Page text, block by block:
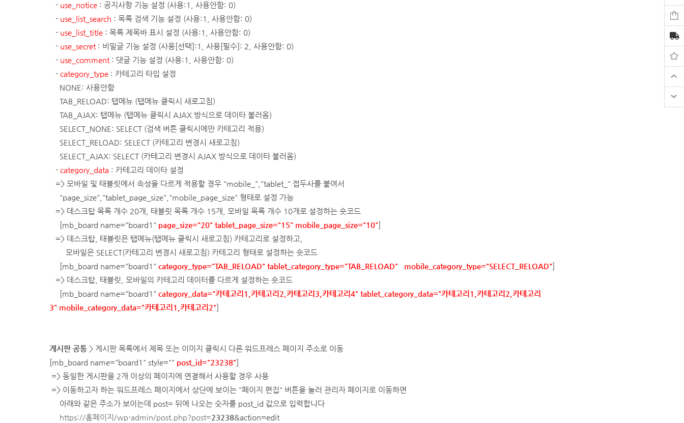
- use_notice : 공지사항 기능 설정 (사용:1, 사용안함: 0)
- use_list_search : 목록 검색 기능 설정 (사용:1, 사용안함: 0)
- use_list_title : 목록 제목바 표시 설정 (사용:1, 사용안함: 0)
- use_secret : 비밀글 기능 설정 (사용[선택]:1, 사용[필수]: 2, 사용안함: 0)
- use_comment : 댓글 기능 설정 (사용:1, 사용안함: 0)
- category_type : 카테고리 타입 설정
NONE: 사용안함
TAB_RELOAD: 탭메뉴 (탭메뉴 클릭시 새로고침)
TAB_AJAX: 탭메뉴 (탭메뉴 클릭시 AJAX 방식으로 데이타 불러옴)
SELECT_NONE: SELECT (검색 버튼 클릭시에만 카테고리 적용)
SELECT_RELOAD: SELECT (카테고리 변경시 새로고침)
SELECT_AJAX: SELECT (카테고리 변경시 AJAX 방식으로 데이타 불러옴)
- category_data : 카테고리 데이타 설정
=> 모바일 및 태블릿에서 속성을 다르게 적용할 경우 "mobile_","tablet_" 접두사를 붙여서
"page_size" ,"tablet_page_size" "mobile_page_size" 형태로 설정 가능
=> 데스크탑 목록 개수 20개, 태블릿 목록 개수 15개, 모바일 목록 개수 10개로 설정하는 숏코드
[mb_board name="board1" page_size="20" tablet_page_size="15" mobile_page_size="10"]
=> 데스크탑, 태블릿은 탭메뉴(탭메뉴 클릭시 새로고침) 카테고리로 설정하고,
모바일은 SELECT(카테고리 변경시 새로고침) 카테고리 형태로 설정하는 숏코드
[mb_board name="board1" category_type="TAB_RELOAD" tablet_ category_type="TAB_RELOAD" mobile_category_type="SELECT_RELOAD"]
=> 데스크탑, 태블릿, 모바일의 카테고리 데이터를 다르게 설정하는 숏코드
[mb_board name="board1" category_data="카테고리1,카테고리2 ,카테고리3 ,카테고리4" tablet_ category_data="카테고리1,카테고리2 ,카테고리
3" mobile_category_data="카테고리1,카테고리2"]
게시판 공통 > 게시판 목록에서 제목 또는 이미지 클릭시 다른 워드프레스 페이지 주소로 이동
[mb_board name="board1 " style="" post_id="23238"]
=> 동일한 게시판을 2개 이상의 페이지에 연결해서 사용할 경우 사용
=> 이동하고자 하는 워드프레스 페이지에서 상단에 보이는 "페이지 편집" 버튼을 눌러 관리자 페이지로 이동하면
아래와 같은 주소가 보이는데 post= 뒤에 나오는 숫자를 post_id 값으로 입력합니다
https://홈페이지/wp-admin/post.php?post=23238&action=edit